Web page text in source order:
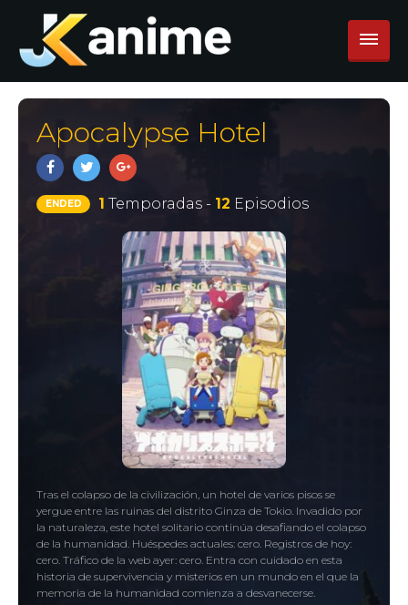
Apocalypse Hotel
ENDED 1 Temporadas - 12 Episodios
Tras el colapso de la civilización, un hotel de varios pisos se
yergue entre las ruinas del distrito Ginza de Tokio. Invadido por
la naturaleza, este hotel solitario continúa desafiando el colapso
de la humanidad. Huéspedes actuales: cero. Registros de hoy:
cero. Tráfico de la web ayer: cero. Entra con cuidado en esta
historia de supervivencia y misterios en un mundo en el que la
memoria de la humanidad comienza a desvanecerse.